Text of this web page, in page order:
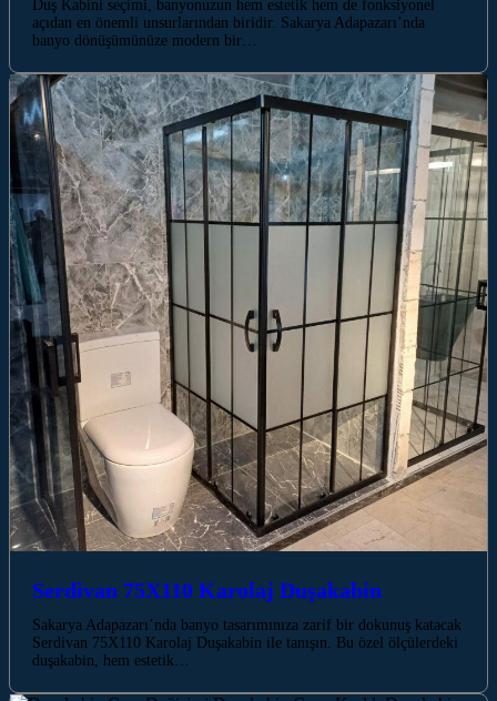
Duş Kabini seçimi, banyonuzun hem estetik hem de fonksiyonel
açıdan en önemli unsurlarından biridir. Sakarya Adapazarı’nda
banyo dönüşümünüze modern bir…
Serdivan 75X110 Karolaj Duşakabin
Sakarya Adapazarı’nda banyo tasarımınıza zarif bir dokunuş katacak
Serdivan 75X110 Karolaj Duşakabin ile tanışın. Bu özel ölçülerdeki
duşakabin, hem estetik…